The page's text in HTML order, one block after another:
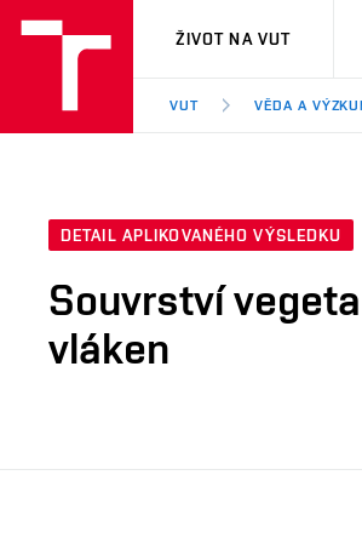
VUT
ŽIVOT NA VUT
VUT VĚDA A
DETAIL APLIKOVANÉHO VÝSLEDKU
Souvrství
vláken